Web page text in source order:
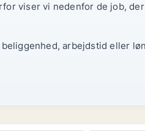
viser vi nedenfor de job,
arbejdstid eller